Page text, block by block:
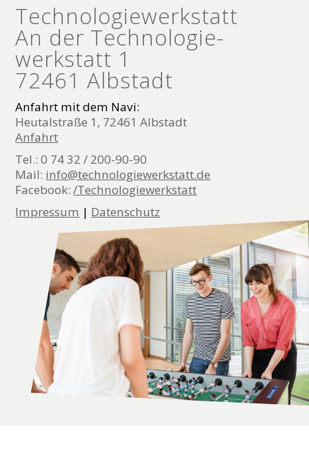
Technologie­werkstatt
An der Technologie­
werkstatt 1
72461 Albstadt
Anfahrt mit dem Navi:
Heutalstraße 1, 72461 Albstadt
Anfahrt
Tel.: 0 74 32 / 200-90-90
Mail: info@technologiewerkstatt.de
Facebook:/Technologiewerkstatt
Impressum | Datenschutz